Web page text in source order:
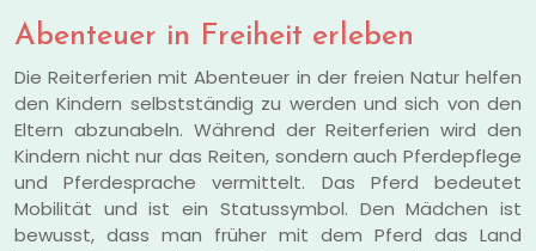
Abenteuer in Freiheit erleben
Die Reiterferien mit Abenteuer in der freien Natur helfen
den Kindern selbstständig zu werden und sich von den
Eltern abzunabeln. Während der Reiterferien wird den
Kindern nicht nur das Reiten, sondern auch Pferdepflege
und Pferdesprache vermittelt. Das Pferd bedeutet
Mobilität und ist ein Statussymbol. Den Mädchen ist
bewusst, dass man früher mit dem Pferd das Land